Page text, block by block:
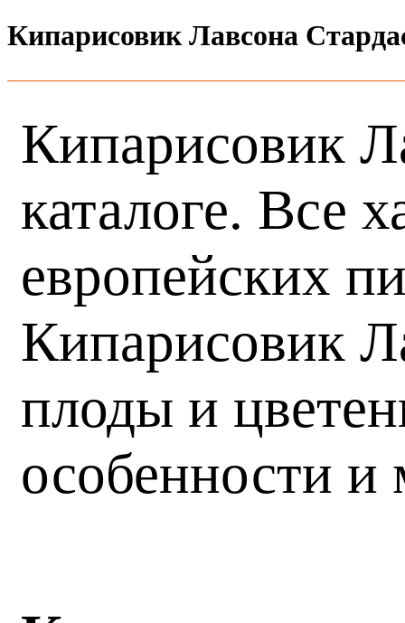
Кипарисовик Лавсона
Кипарисовик
каталоге. Все
европейских
Кипарисовик
плоды и
особенности и